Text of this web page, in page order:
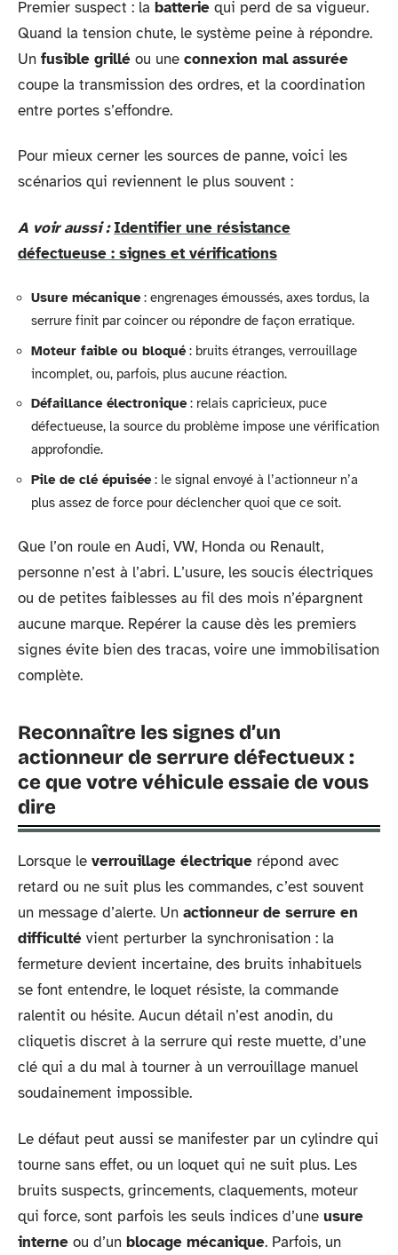
Premier suspect : la batterie qui perd de sa vigueur.
Quand la tension chute, le système peine à répondre.
Un fusible grillé ou une connexion mal assurée
coupe la transmission des ordres, et la coordination
entre portes s’effondre.
Pour mieux cerner les sources de panne, voici les
scénarios qui reviennent le plus souvent :
A voir aussi : Identifier une résistance
défectueuse : signes et vérifications
Usure mécanique: engrenages émoussés, axes tordus, la
serrure finit par coincer ou répondre de façon erratique.
Moteur faible ou bloqué: bruits étranges, verrouillage
incomplet, ou, parfois, plus aucune réaction.
Défaillance électronique: relais capricieux, puce
défectueuse, la source du problème impose une vérification
approfondie.
Pile de clé épuisée: le signal envoyé à l’actionneur n’a
plus assez de force pour déclencher quoi que ce soit.
Que l’on roule en Audi, VW, Honda ou Renault,
personne n’est à l’abri. L’usure, les soucis électriques
ou de petites faiblesses au fil des mois n’épargnent
aucune marque. Repérer la cause dès les premiers
signes évite bien des tracas, voire une immobilisation
complète.
Reconnaître les signes d’un
actionneur de serrure défectueux :
ce que votre véhicule essaie de vous
dire
Lorsque le verrouillage électrique répond avec
retard ou ne suit plus les commandes, c’est souvent
un message d’alerte. Un actionneur de serrure en
difficulté vient perturber la synchronisation : la
fermeture devient incertaine, des bruits inhabituels
se font entendre, le loquet résiste, la commande
ralentit ou hésite. Aucun détail n’est anodin, du
cliquetis discret à la serrure qui reste muette, d’une
clé qui a du mal à tourner à un verrouillage manuel
soudainement impossible.
Le défaut peut aussi se manifester par un cylindre qui
tourne sans effet, ou un loquet qui ne suit plus. Les
bruits suspects, grincements, claquements, moteur
qui force, sont parfois les seuls indices d’une usure
interne ou d’un blocage mécanique. Parfois, un